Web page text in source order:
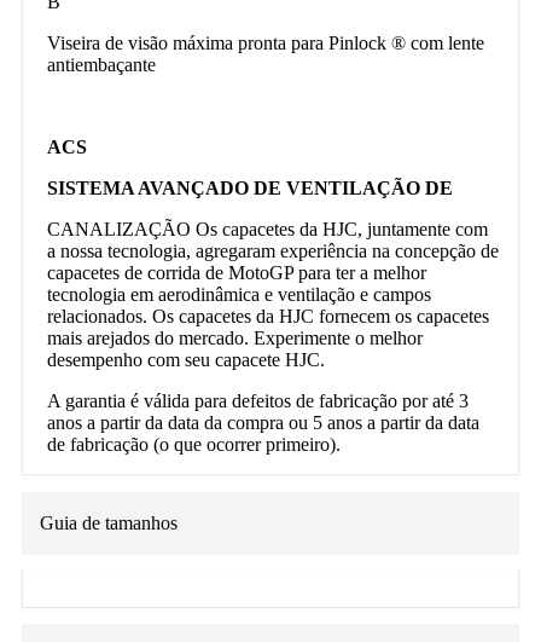
Viseira de visão máxima pronta para Pinlock ® com lente
antiembaçante
ACS
SISTEMA AVANÇADO DE VENTILAÇÃO DE
CANALIZAÇÃO Os capacetes da HJC, juntamente com
a nossa tecnologia, agregaram experiência na concepção de
capacetes de corrida de MotoGP para ter a melhor
tecnologia em aerodinâmica e ventilação e campos
relacionados. Os capacetes da HJC fornecem os capacetes
mais arejados do mercado. Experimente o melhor
desempenho com seu capacete HJC.
A garantia é válida para defeitos de fabricação por até 3
anos a partir da data da compra ou 5 anos a partir da data
de fabricação (o que ocorrer primeiro).
Guia de tamanhos